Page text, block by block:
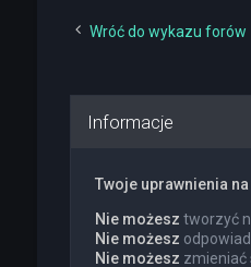
Wróć do wykazu forów
Informacje
Twoje uprawnienia
Nie możesz tworzyć
Nie możesz
Nie możesz zmieniać